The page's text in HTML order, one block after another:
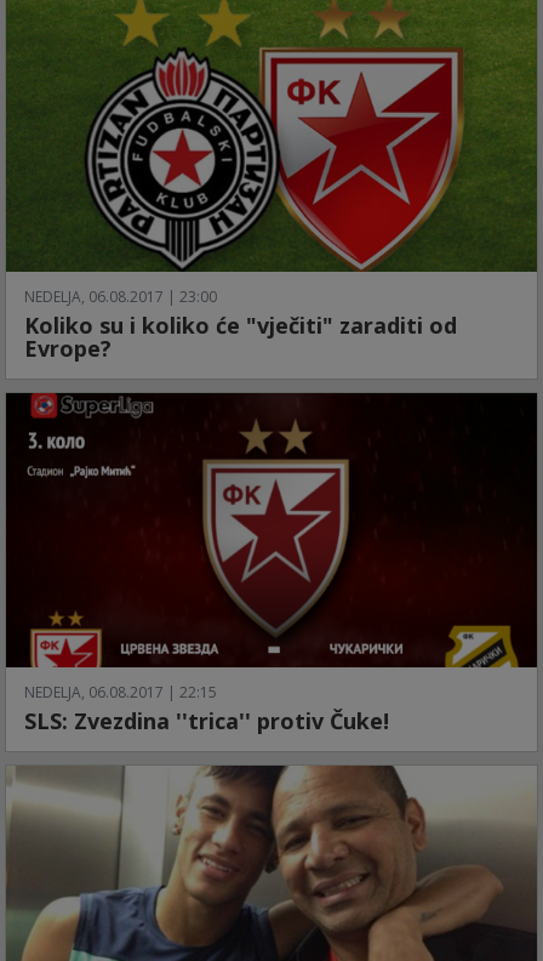
NEDELJA, 06.08.2017 | 23:00
Koliko su i koliko će "vječiti" zaraditi od
Evrope?
NEDELJA, 06.08.2017 | 22:15
SLS: Zvezdina ''trica'' protiv Čuke!